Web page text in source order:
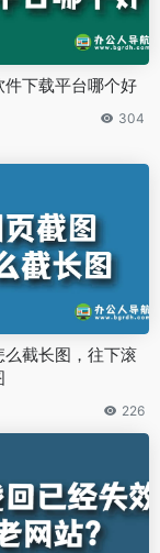
件下载平台哪个好
304
么截长图，往下滚
226